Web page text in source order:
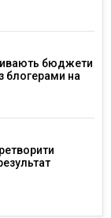
бюджети
блогерами на